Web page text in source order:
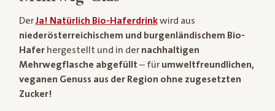
DerJa! Natürlich Bio-Haferdrinkwird aus
niederösterreichischem und burgenländischem Bio-
Haferhergestellt und in der nachhaltigen
Mehrwegflasche abgefüllt – für umweltfreundlichen,
veganen Genuss aus der Region ohne zugesetzten
Zucker!